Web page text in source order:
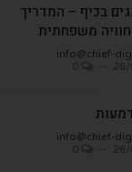
בכיף – המדריך
חוויה משפחתית
info@chief-
info@chief-